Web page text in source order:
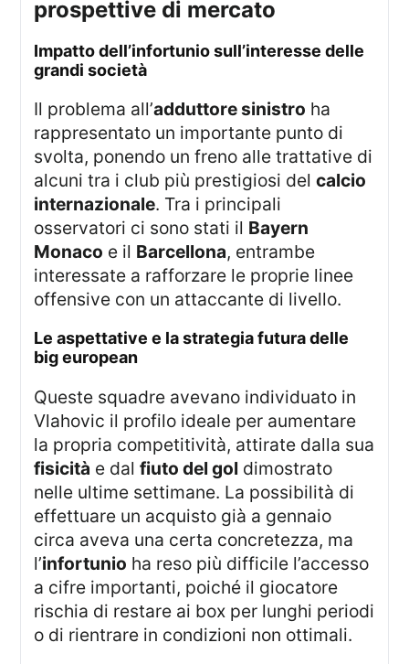
prospettive di mercato
impatto dell’infortunio sull’interesse delle
grandi società
Il problema all’adduttore sinistro ha
rappresentato un importante punto di
svolta, ponendo un freno alle trattative di
alcuni tra i club più prestigiosi delcalcio
internazionale. Tra i principali
osservatori ci sono stati il Bayern
Monaco e il Barcellona, entrambe
interessate a rafforzare le proprie linee
offensive con un attaccante di livello.
le aspettative e la strategia futura delle
big european
Queste squadre avevano individuato in
Vlahovic il profilo ideale per aumentare
la propria competitività, attirate dalla sua
fisicità e dalfiuto del gol dimostrato
nelle ultime settimane. La possibilità di
effettuare un acquisto già a gennaio
circa aveva una certa concretezza, ma
l’infortunio ha reso più difficile l’accesso
a cifre importanti, poiché il giocatore
rischia di restare ai box per lunghi periodi
o di rientrare in condizioni non ottimali.